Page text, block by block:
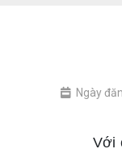
Ngày
Với cái